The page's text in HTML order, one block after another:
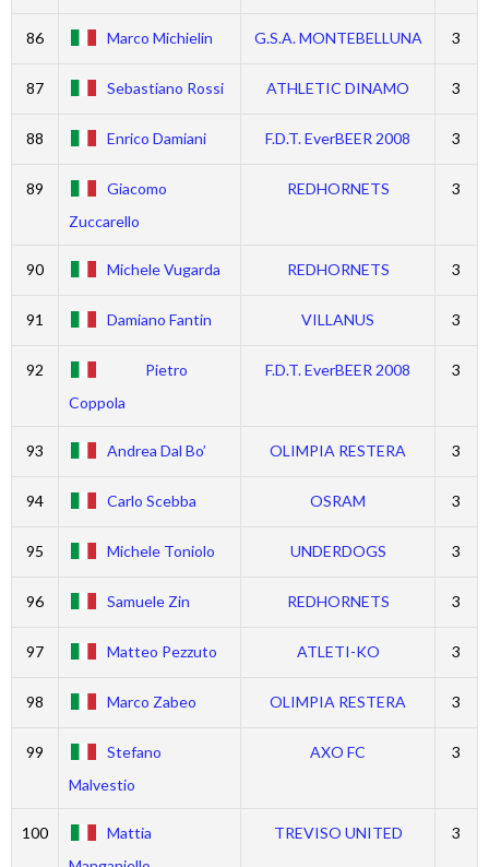
86 Marco Michielin G.S.A. MONTEBELLUNA 3
87 Sebastiano Rossi ATHLETIC DINAMO 3
88 Enrico Damiani F.D.T. EverBEER 2008 3
89
Giacomo
Zuccarello
REDHORNETS 3
90 Michele Vugarda REDHORNETS 3
91 Damiano Fantin VILLANUS 3
92
Pietro
Coppola
F.D.T. EverBEER 2008 3
93 Andrea Dal Bo’ OLIMPIA RESTERA 3
94 Carlo Scebba OSRAM 3
95 Michele Toniolo UNDERDOGS 3
96 Samuele Zin REDHORNETS 3
97 Matteo Pezzuto ATLETI-KO 3
98 Marco Zabeo OLIMPIA RESTERA 3
99
Stefano
Malvestio
AXO FC 3
100
Mattia
TREVISO UNITED 3